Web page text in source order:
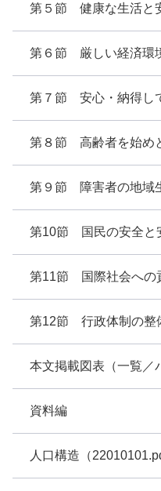
第５節 健康な生活と
第６節 厳しい経済環
第７節 安心・納得し
第８節 高齢者を始め
第９節 障害者の地域
第10節 国民の安全と
第11節 国際社会への
第12節 行政体制の整
本文掲載図表（一覧／
資料編
人口構造（